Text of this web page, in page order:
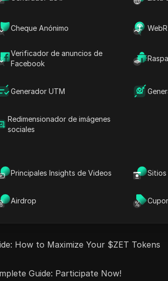
Cheque Anónimo
Verificador de anuncios de
Facebook
Generador UTM
Redimensionador de imágenes
sociales
Principales Insights de Videos
Airdrop
Cómo Conectar Tu Billetera y Reclamar
de valor por el Chat de Facebook.
- Modelo de Imagen Destilado Rápido
principiantes para crear tokens y
Full Step-by-Step Guide
How to Maximize Your $ZET Tokens
Guide: Participate Now!